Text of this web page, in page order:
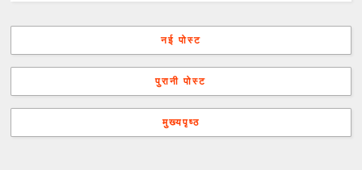
नई पोस्ट
पुरानी पोस्ट
मुख्यपृष्ठ